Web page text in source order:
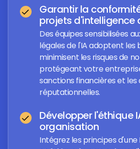
Garantir la
projets d'intelligence
Des équipes sensibilisées
légales de l'IA adoptent les
minimisent les risques de
protégeant votre
sanctions financières et
réputationnelles.
Développer l'éthique
organisation
Intégrez les principes